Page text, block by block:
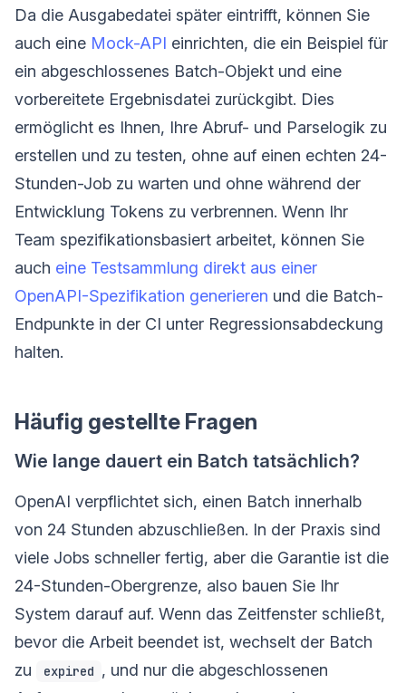
Da die Ausgabedatei später eintrifft, können Sie
auch eine Mock-API einrichten, die ein Beispiel für
ein abgeschlossenes Batch-Objekt und eine
vorbereitete Ergebnisdatei zurückgibt. Dies
ermöglicht es Ihnen, Ihre Abruf- und Parselogik zu
erstellen und zu testen, ohne auf einen echten 24-
Stunden-Job zu warten und ohne während der
Entwicklung Tokens zu verbrennen. Wenn Ihr
Team spezifikationsbasiert arbeitet, können Sie
auch eine Testsammlung direkt aus einer
OpenAPI-Spezifikation generieren und die Batch-
Endpunkte in der CI unter Regressionsabdeckung
halten.
Häufig gestellte Fragen
Wie lange dauert ein Batch tatsächlich?
OpenAI verpflichtet sich, einen Batch innerhalb
von 24 Stunden abzuschließen. In der Praxis sind
viele Jobs schneller fertig, aber die Garantie ist die
24-Stunden-Obergrenze, also bauen Sie Ihr
System darauf auf. Wenn das Zeitfenster schließt,
bevor die Arbeit beendet ist, wechselt der Batch
zu
expired , und nur die abgeschlossenen